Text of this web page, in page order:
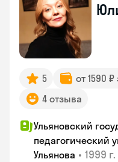
5 от 1590
4 отзыва
Ульяновский
педагогический
Ульянова • 1999 г.